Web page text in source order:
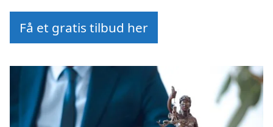
Få et gratis tilbud her